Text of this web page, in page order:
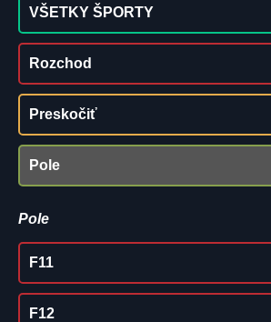
VŠETKY ŠPORTY
Rozchod
Preskočiť
Pole
Pole
F11
F12